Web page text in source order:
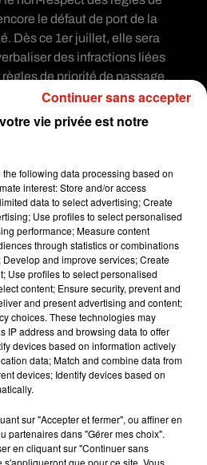
le défaut de port de la
Dès ce 1er juillet, elle sera
des infractions liées
de priorité de passage
de la route aux piétons.
semaines, une carte officielle
de l’implantation des radars
mise en ligne et très
mise à jour.
les radars automatiques :
heures, l’ensemble des
France seront mis à jour à
national de traitement
appliquer les nouvelles
sur les routes secondaires.
(pas à n'importe quelle
vie privée est notre
the following data processing based on
interest: Store and/or access
data to select advertising; Create
Use profiles to select personalised
performance; Measure content
through statistics or combinations
and improve services; Create
Use profiles to select personalised
content; Ensure security, prevent and
and present advertising and content;
choices. These technologies may
IP address and browsing data to offer
devices based on information actively
data; Match and combine data from
devices; Identify devices based on
sur "Accepter et fermer", ou affiner en
partenaires dans "Gérer mes choix".
en cliquant sur "Continuer sans
s'appliqueront que pour ce site. Vous
Continuer sans accepter